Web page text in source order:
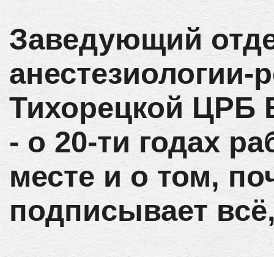
Заведующий
анестезиологии-
Тихорецкой ЦРБ
- о 20-ти годах
месте и о том,
подписывает